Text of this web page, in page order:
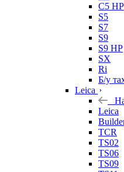
C5 HP
S5
S7
S9
S9 HP
SX
Ri
Б/у
Leica
Leica
TCR
TS02
TS06
TS09